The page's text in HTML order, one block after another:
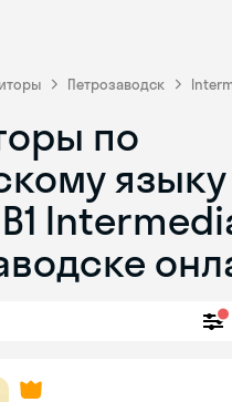
Петрозаводск
по